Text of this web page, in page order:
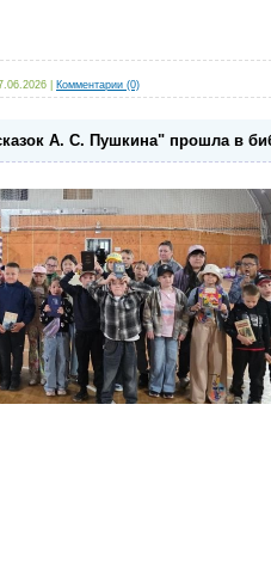
Комментарии (0)
А. С. Пушкина" прошла в